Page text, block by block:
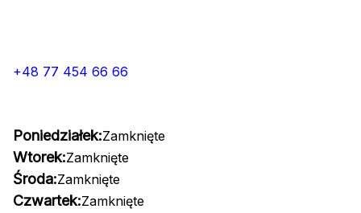
+48 77 454 66 66
Poniedziałek:Zamknięte
Wtorek:Zamknięte
Środa:Zamknięte
Czwartek:Zamknięte